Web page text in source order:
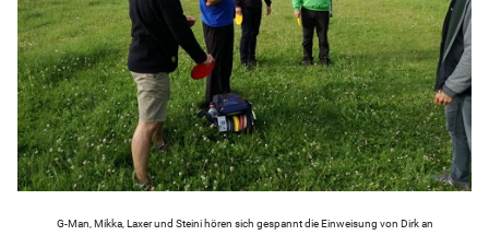
G-Man, Mikka, Laxer und Steini hören sich gespannt die Einweisung von Dirk an